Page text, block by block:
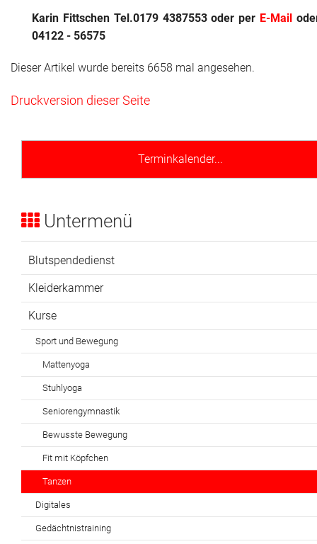
Karin Fittschen Tel.0179 4387553oder per E-Mail
04122 - 56575
Dieser Artikel wurde bereits 6658 mal angesehen.
Druckversion dieser Seite
Terminkalender...
Untermenü
Blutspendedienst
Kleiderkammer
Kurse
Sport und Bewegung
Mattenyoga
Stuhlyoga
Seniorengymnastik
Bewusste Bewegung
Fit mit Köpfchen
Tanzen
Digitales
Gedächtnistraining